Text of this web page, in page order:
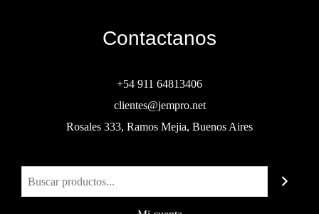
Contactanos
+54 911 64813406
clientes@jempro.net
Rosales 333, Ramos Mejia, Buenos Aires